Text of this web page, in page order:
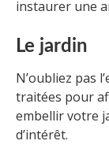
instaurer une
Le jardin
N’oubliez pas
traitées pour
embellir votre
d’intérêt.